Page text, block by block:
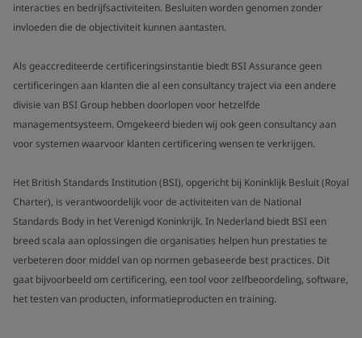
interacties en bedrijfsactiviteiten. Besluiten worden genomen zonder
invloeden die de objectiviteit kunnen aantasten.
Als geaccrediteerde certificeringsinstantie biedt BSI Assurance geen
certificeringen aan klanten die al een consultancy traject via een andere
divisie van BSI Group hebben doorlopen voor hetzelfde
managementsysteem. Omgekeerd bieden wij ook geen consultancy aan
voor systemen waarvoor klanten certificering wensen te verkrijgen.
Het British Standards Institution (BSI), opgericht bij Koninklijk Besluit (Royal
Charter), is verantwoordelijk voor de activiteiten van de National
Standards Body in het Verenigd Koninkrijk. In Nederland biedt BSI een
breed scala aan oplossingen die organisaties helpen hun prestaties te
verbeteren door middel van op normen gebaseerde best practices. Dit
gaat bijvoorbeeld om certificering, een tool voor zelfbeoordeling, software,
het testen van producten, informatieproducten en training.